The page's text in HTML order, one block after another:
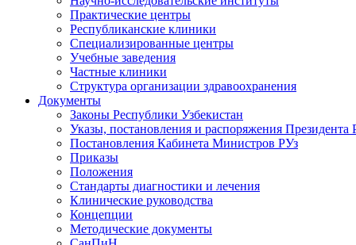
Практические центры
Республиканские клиники
Специализированные центры
Учебные заведения
Частные клиники
Структура организации здравоохранения
Документы
Законы Республики Узбекистан
Указы, постановления и распоряжения Президента
Постановления Кабинета Министров РУз
Приказы
Положения
Стандарты диагностики и лечения
Клинические руководства
Концепции
Методические документы